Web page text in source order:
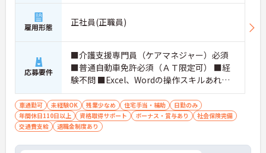
雇用形態 正社員(正職員)
応募要件
■介護支援専門員（ケアマネジャー）必須
■普通自動車免許必須（ＡＴ限定可） ■経
験不問 ■Excel、Wordの操作スキルあれば
尚可
車通勤可 未経験OK 残業少なめ 住宅手当・補助
日勤のみ
年間休日110日以上
資格取得サポート ボーナス・賞与あり
社会保険完備
交通費支給
退職金制度あり